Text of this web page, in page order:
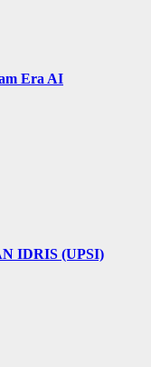
Era AI
IDRIS (UPSI)